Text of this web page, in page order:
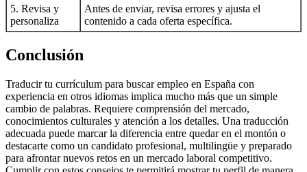
5. Revisa y
personaliza
Antes de enviar, revisa errores y ajusta el
contenido a cada oferta específica.
Conclusión
Traducir tu currículum para buscar empleo en España con
experiencia en otros idiomas implica mucho más que un simple
cambio de palabras. Requiere comprensión del mercado,
conocimientos culturales y atención a los detalles. Una traducción
adecuada puede marcar la diferencia entre quedar en el montón o
destacarte como un candidato profesional, multilingüe y preparado
para afrontar nuevos retos en un mercado laboral competitivo.